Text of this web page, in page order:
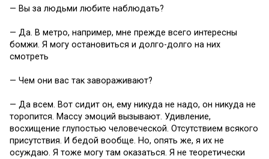
— Вы за людьми любите наблюдать?
— Да. В метро, например, мне прежде всего интересны
бомжи. Я могу остановиться и долго-долго на них
смотреть
— Чем они вас так завораживают?
— Да всем. Вот сидит он, ему никуда не надо, он никуда не
торопится. Массу эмоций вызывают. Удивление,
восхищение глупостью человеческой. Отсутствием всякого
присутствия. И бедой вообще. Но, опять же, я их не
осуждаю. Я тоже могу там оказаться. Я не теоретически